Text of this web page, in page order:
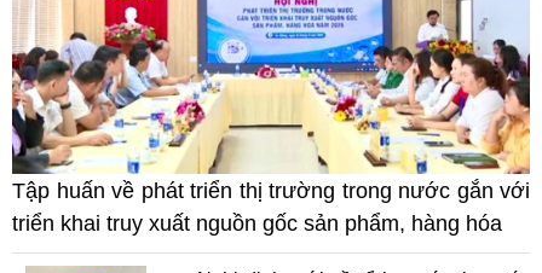
Tập huấn về phát triển thị trường trong nước gắn với
triển khai truy xuất nguồn gốc sản phẩm, hàng hóa